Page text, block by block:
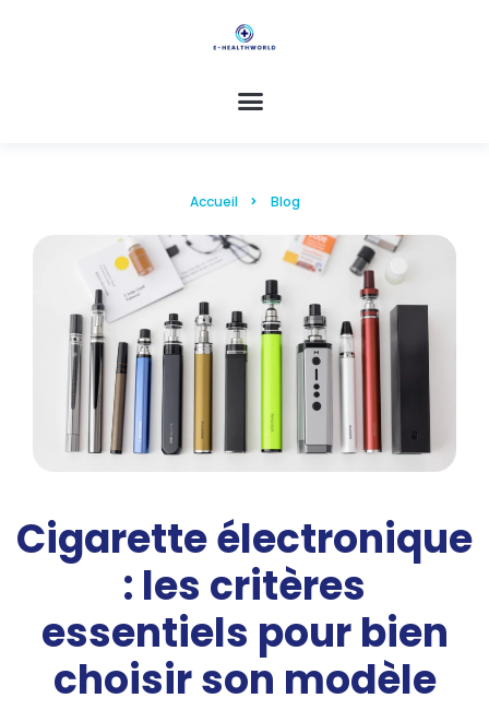
Accueil Blog
Cigarette électronique
: les critères
essentiels pour bien
choisir son modèle